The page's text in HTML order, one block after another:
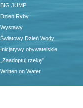
BIG JUMP
Dzień Ryby
Wystawy
Światowy Dzień Wody
Inicjatywy obywatelskie
„Zaadoptuj rzekę”
Written on Water